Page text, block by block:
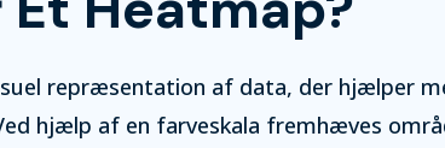
repræsentation af data, der hjælper
hjælp af en farveskala fremhæves